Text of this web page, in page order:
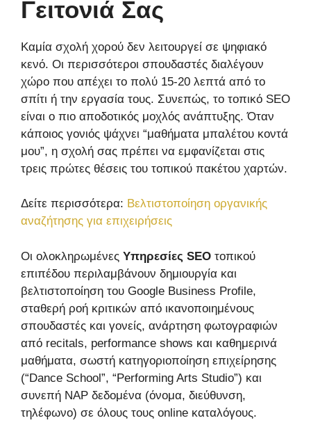
Γειτονιά Σας
Καμία σχολή χορού δεν λειτουργεί σε ψηφιακό
κενό. Οι περισσότεροι σπουδαστές διαλέγουν
χώρο που απέχει το πολύ 15-20 λεπτά από το
σπίτι ή την εργασία τους. Συνεπώς, το τοπικό SEO
είναι ο πιο αποδοτικός μοχλός ανάπτυξης. Όταν
κάποιος γονιός ψάχνει “μαθήματα μπαλέτου κοντά
μου”, η σχολή σας πρέπει να εμφανίζεται στις
τρεις πρώτες θέσεις του τοπικού πακέτου χαρτών.
Δείτε περισσότερα: Βελτιστοποίηση οργανικής
αναζήτησης για επιχειρήσεις
Οι ολοκληρωμένες Υπηρεσίες SEO τοπικού
επιπέδου περιλαμβάνουν δημιουργία και
βελτιστοποίηση του Google Business Profile,
σταθερή ροή κριτικών από ικανοποιημένους
σπουδαστές και γονείς, ανάρτηση φωτογραφιών
από recitals, performance shows και καθημερινά
μαθήματα, σωστή κατηγοριοποίηση επιχείρησης
(“Dance School”, “Performing Arts Studio”) και
συνεπή NAP δεδομένα (όνομα, διεύθυνση,
τηλέφωνο) σε όλους τους online καταλόγους.